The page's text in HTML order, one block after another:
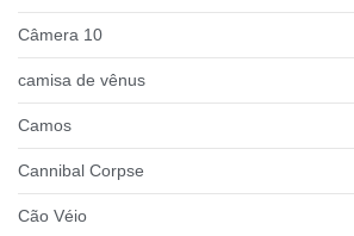
Câmera 10
camisa de vênus
Camos
Cannibal Corpse
Cão Véio